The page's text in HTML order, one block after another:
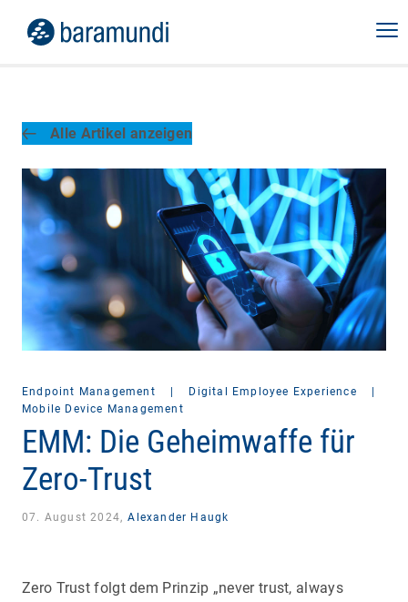
Alle Artikel anzeigen
Endpoint Management | Digital Employee Experience
|
Mobile Device Management
EMM: Die Geheimwaffe für
Zero-Trust
07. August 2024, Alexander Haugk
Zero Trust folgt dem Prinzip „never trust, always